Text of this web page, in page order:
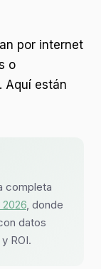
por internet
o
Aquí están
completa
, donde
datos
ROI.